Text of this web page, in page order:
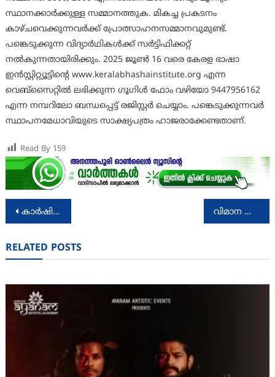
സ്ഥാനക്കാര്‍ക്കുള്ള സമ്മാനത്തുക. മികച്ച പ്രകടനം
കാഴ്ചവെക്കുന്നവര്‍ക്ക്‌ പ്രോത്സാഹനസമ്മാനവുമുണ്ട്.
പങ്കെടുക്കുന്ന വിദ്യാര്‍ഥികള്‍ക്ക് സര്‍ട്ടിഫിക്കറ്റ്
നല്‍കുന്നതായിരിക്കും. 2025 ജൂണ്‍ 16 വരെ കേരള ഭാഷാ
ഇന്‍സ്റ്റിറ്റ്യൂട്ടിന്റെ www.keralabhashainstitute.org എന്ന
വെബ്സൈറ്റില്‍ ലഭിക്കുന്ന ഗൂഗിള്‍ ഫോം വഴിയോ 9447956162
എന്ന നമ്പറിലോ ബന്ധപ്പെട്ട് രജിസ്റ്റര്‍ ചെയ്യാം. പങ്കെടുക്കുന്നവര്‍
സ്ഥാപനമേധാവിയുടെ സാക്ഷ്യപത്രം ഹാജരാക്കേണ്ടതാണ്.
Read By 159
Post
കാർഷിക കോളേജിൽ ഗവേഷണ വിജ്ഞാനവ്യാപന ശില്പശാലയും കർഷക-ശാസ്ത്രജ്ഞ മുഖാമുഖവും വിമാന അപകടത്തിൽ രക്ഷപ്പെട്ട ഒരാൾ വിശ്വഷ് കുമാർ രമേശ്‌
RELATED POSTS